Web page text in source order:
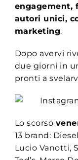
engagement,
autori unici,
marketing.
Dopo avervi
due giorni in
pronti a
Lo scorso
13 brand:
Lucio Vanotti,